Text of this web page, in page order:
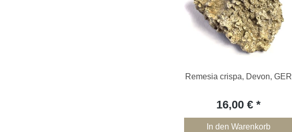
Remesia crispa, Devon, GER
16,00 €
In den Warenkorb